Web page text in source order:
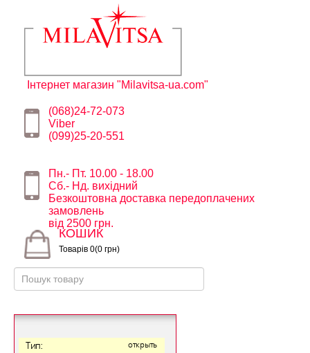
Інтернет магазин "Milavitsa-ua.com"
(068)24-72-073
Viber
(099)25-20-551
Пн.- Пт. 10.00 - 18.00
Сб.- Нд. вихідний
Безкоштовна доставка передоплачених
замовлень
від 2500 грн.
КОШИК
Товарів 0(0 грн)
Тип: открыть